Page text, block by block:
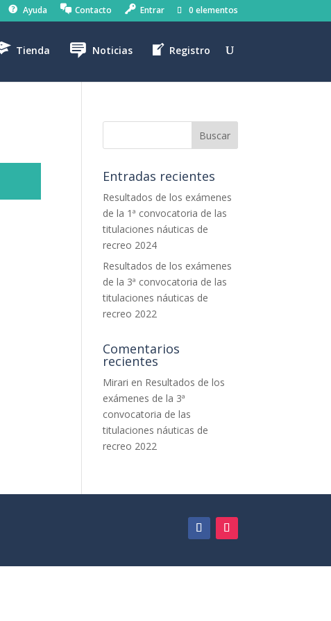
Ayuda Contacto Entrar 0 elementos
Tienda Noticias Registro
Entradas recientes
Resultados de los exámenes
de la 1ª convocatoria de las
titulaciones náuticas de
recreo 2024
Resultados de los exámenes
de la 3ª convocatoria de las
titulaciones náuticas de
recreo 2022
Comentarios
recientes
Mirari en Resultados de los
exámenes de la 3ª
convocatoria de las
titulaciones náuticas de
recreo 2022